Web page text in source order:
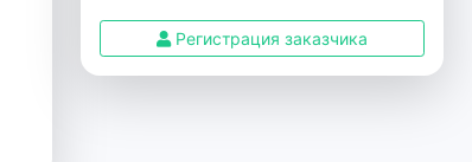
Регистрация заказчика